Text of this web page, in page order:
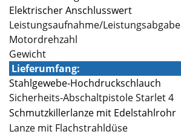
Elektrischer Anschlusswert
Leistungsaufnahme/Leistungsabgabe
Motordrehzahl
Gewicht
Lieferumfang:
Stahlgewebe-Hochdruckschlauch
Sicherheits-Abschaltpistole Starlet 4
Schmutzkillerlanze mit Edelstahlrohr
Lanze mit Flachstrahldüse